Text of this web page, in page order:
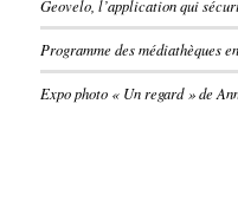
Geovelo, l’application qui
Programme des médiathèques
Expo photo « Un regard » de